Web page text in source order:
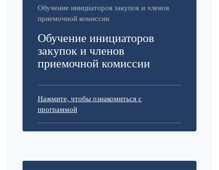
Обучение инициаторов закупок и членов
приемочной комиссии
Обучение инициаторов
закупок и членов
приемочной комиссии
Нажмите, чтобы ознакомиться с
программой